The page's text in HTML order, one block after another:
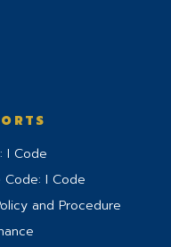
I Code
Code: I Code
and Procedure